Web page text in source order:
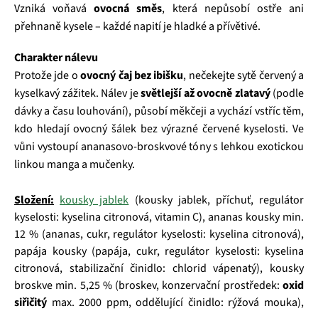
Vzniká voňaváovocná směs, která nepůsobí ostře ani
přehnaně kysele – každé napití je hladké a přívětivé.
Charakter nálevu
Protože jde oovocný čaj bez ibišku, nečekejte sytě červený a
kyselkavý zážitek. Nálev jesvětlejší až ovocně zlatavý(podle
dávky a času louhování), působí měkčeji a vychází vstříc těm,
kdo hledají ovocný šálek bez výrazné červené kyselosti. Ve
vůni vystoupí ananasovo‑broskvové tóny s lehkou exotickou
linkou manga a mučenky.
Složení: kousky jablek (kousky jablek, příchuť, regulátor
kyselosti: kyselina citronová, vitamin C), ananas kousky min.
12 % (ananas, cukr, regulátor kyselosti: kyselina citronová),
papája kousky (papája, cukr, regulátor kyselosti: kyselina
citronová, stabilizační činidlo: chlorid vápenatý), kousky
broskve min. 5,25 % (broskev, konzervační prostředek: oxid
siřičitý max. 2000 ppm, oddělující činidlo: rýžová mouka),